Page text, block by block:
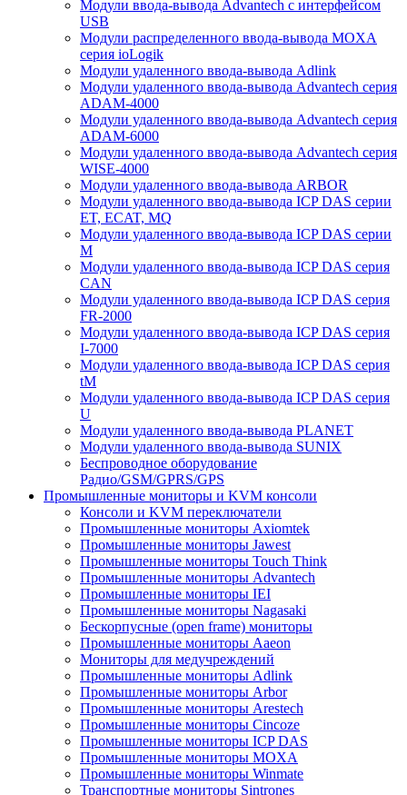
Модули ввода-вывода Advantech с интерфейсом
USB
Модули распределенного ввода-вывода MOXA
серия ioLogik
Модули удаленного ввода-вывода Adlink
Модули удаленного ввода-вывода Advantech серия
ADAM-4000
Модули удаленного ввода-вывода Advantech серия
ADAM-6000
Модули удаленного ввода-вывода Advantech серия
WISE-4000
Модули удаленного ввода-вывода ARBOR
Модули удаленного ввода-вывода ICP DAS серии
ET, ECAT, MQ
Модули удаленного ввода-вывода ICP DAS серии
M
Модули удаленного ввода-вывода ICP DAS серия
CAN
Модули удаленного ввода-вывода ICP DAS серия
FR-2000
Модули удаленного ввода-вывода ICP DAS серия
I-7000
Модули удаленного ввода-вывода ICP DAS серия
tM
Модули удаленного ввода-вывода ICP DAS серия
U
Модули удаленного ввода-вывода PLANET
Модули удаленного ввода-вывода SUNIX
Беспроводное оборудование
Радио/GSM/GPRS/GPS
Промышленные мониторы и KVM консоли
Консоли и KVM переключатели
Промышленные мониторы Axiomtek
Промышленные мониторы Jawest
Промышленные мониторы Touch Think
Промышленные мониторы Advantech
Промышленные мониторы IEI
Промышленные мониторы Nagasaki
Бескорпусные (open frame) мониторы
Промышленные мониторы Aaeon
Мониторы для медучреждений
Промышленные мониторы Adlink
Промышленные мониторы Arbor
Промышленные мониторы Arestech
Промышленные мониторы Cincoze
Промышленные мониторы ICP DAS
Промышленные мониторы MOXA
Промышленные мониторы Winmate
Транспортные мониторы Sintrones